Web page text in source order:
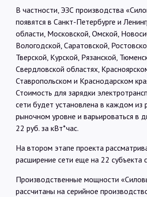
В частности, ЭЗС производства
появятся в Санкт-Петербурге и
области, Московской, Омской,
Вологодской, Саратовской,
Тверской, Курской, Рязанской,
Свердловской областях,
Ставропольском и Краснодарском
Стоимость для зарядки
сети будет установлена в каждом из
рыночном уровне и варьироваться в
22 руб. за кВт*час.
На втором этапе проекта
расширение сети еще на 22 субъекта
Производственные мощности
рассчитаны на серийное